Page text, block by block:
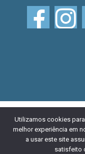
© 2026 Aliança Bike.
com uma Licença
Internacional.
Utilizamos cookies
melhor experiência em
a usar este site
satisfeito